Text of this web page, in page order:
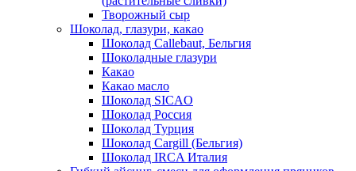
Творожный сыр
Шоколад, глазури, какао
Шоколад Callebaut, Бельгия
Шоколадные глазури
Какао
Какао масло
Шоколад SICAO
Шоколад Россия
Шоколад Турция
Шоколад Cargill (Бельгия)
Шоколад IRCA Италия